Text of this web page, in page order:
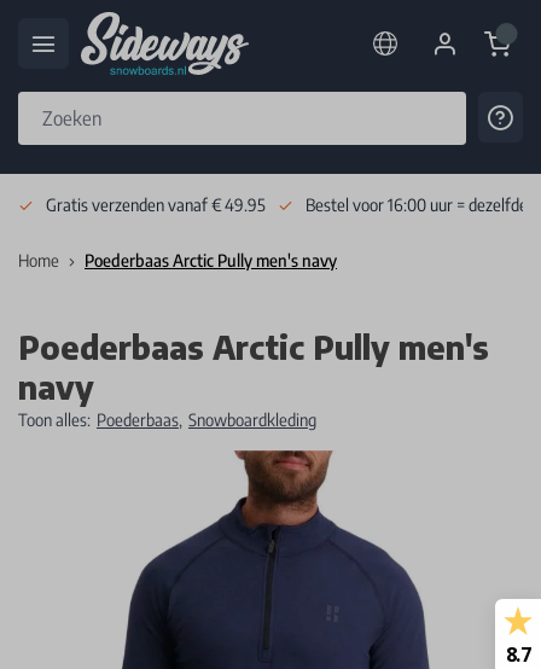
Cart
Gratis verzenden vanaf € 49.95 Bestel voor 16:00 uur = dezelfde
Home Poederbaas Arctic Pully men's navy
Poederbaas Arctic Pully men's
navy
Toon alles: Poederbaas, Snowboardkleding
8.7